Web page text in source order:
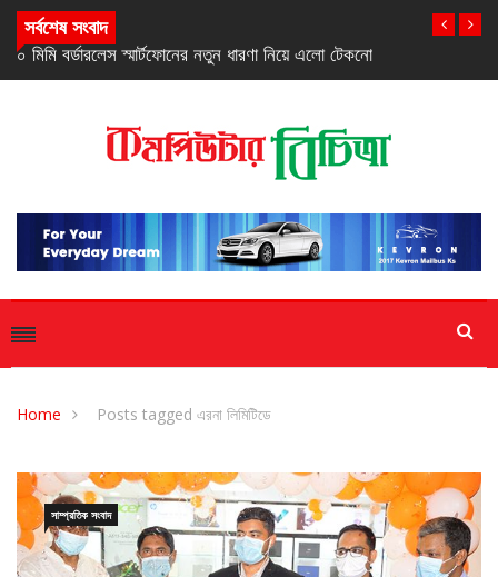
সর্বশেষ সংবাদ
টেকনো স্যামসাংয়ের ‘গ্যালাক্সি এ২৭ ৫জি’ স্মার্টফোন
Home Posts tagged এরনা লিমিটিডে
সাম্প্রতিক সংবাদ